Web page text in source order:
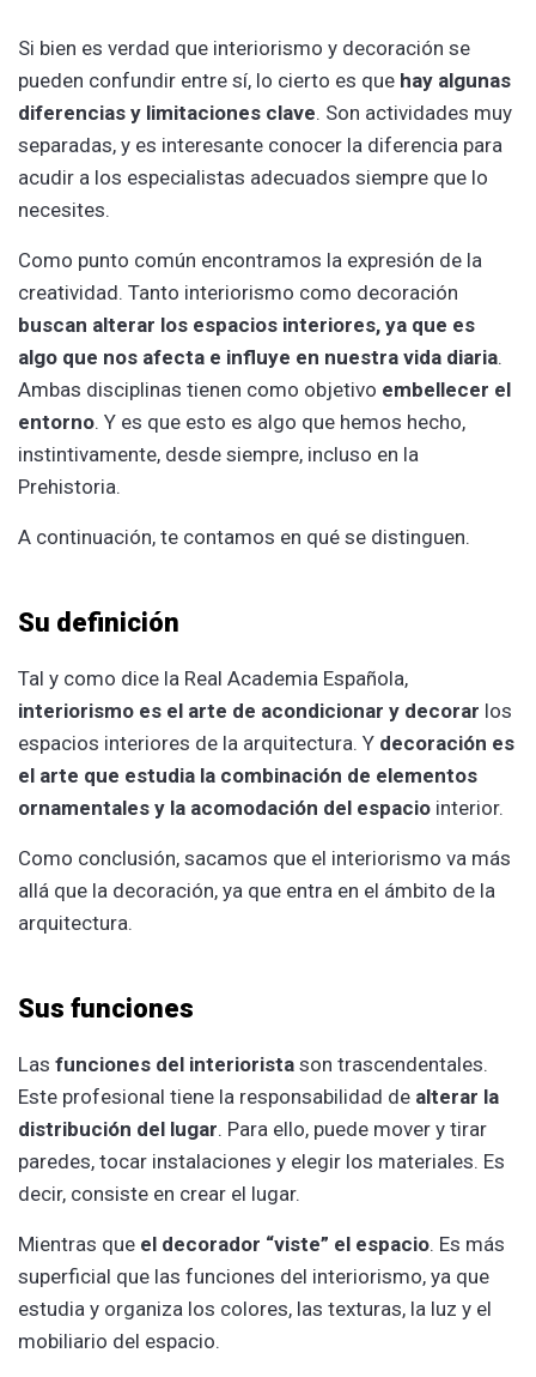
Si bien es verdad que interiorismo y decoración se
pueden confundir entre sí, lo cierto es que hay algunas
diferencias y limitaciones clave. Son actividades muy
separadas, y es interesante conocer la diferencia para
acudir a los especialistas adecuados siempre que lo
necesites.
Como punto común encontramos la expresión de la
creatividad. Tanto interiorismo como decoración
buscan alterar los espacios interiores, ya que es
algo que nos afecta e influye en nuestra vida diaria.
Ambas disciplinas tienen como objetivo embellecer el
entorno. Y es que esto es algo que hemos hecho,
instintivamente, desde siempre, incluso en la
Prehistoria.
A continuación, te contamos en qué se distinguen.
Su definición
Tal y como dice la Real Academia Española,
interiorismo es el arte de acondicionar y decorar los
espacios interiores de la arquitectura. Y decoración es
el arte que estudia la combinación de elementos
ornamentales y la acomodación del espacio interior.
Como conclusión, sacamos que el interiorismo va más
allá que la decoración, ya que entra en el ámbito de la
arquitectura.
Sus funciones
Las funciones del interiorista son trascendentales.
Este profesional tiene la responsabilidad de alterar la
distribución del lugar. Para ello, puede mover y tirar
paredes, tocar instalaciones y elegir los materiales. Es
decir, consiste en crear el lugar.
Mientras que el decorador “viste” el espacio. Es más
superficial que las funciones del interiorismo, ya que
estudia y organiza los colores, las texturas, la luz y el
mobiliario del espacio.